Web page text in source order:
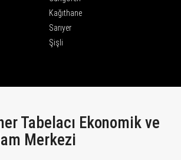
Kağıthane
Sarıyer
Şişli
Tabelacı Ekonomik ve
Merkezi